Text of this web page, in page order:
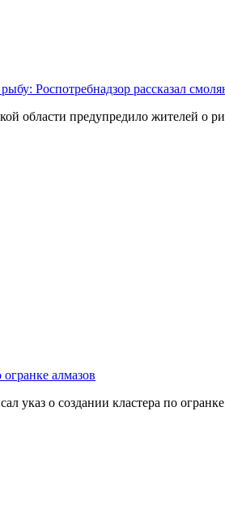
Роспотребнадзор рассказал
области предупредило жителей о
алмазов
указ о создании кластера по